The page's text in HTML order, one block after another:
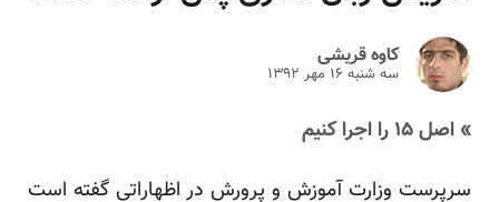
کاوه قریشی
سه شنبه ۱۶ مهر ۱۳۹۲
» اصل ۱۵ را اجرا کنیم
سرپرست وزارت آموزش و پرورش در اظهاراتی گفته است